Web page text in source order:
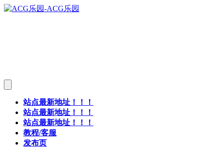
站点最新地址！！！
站点最新地址！！！
站点最新地址！！！
教程/客服
发布页